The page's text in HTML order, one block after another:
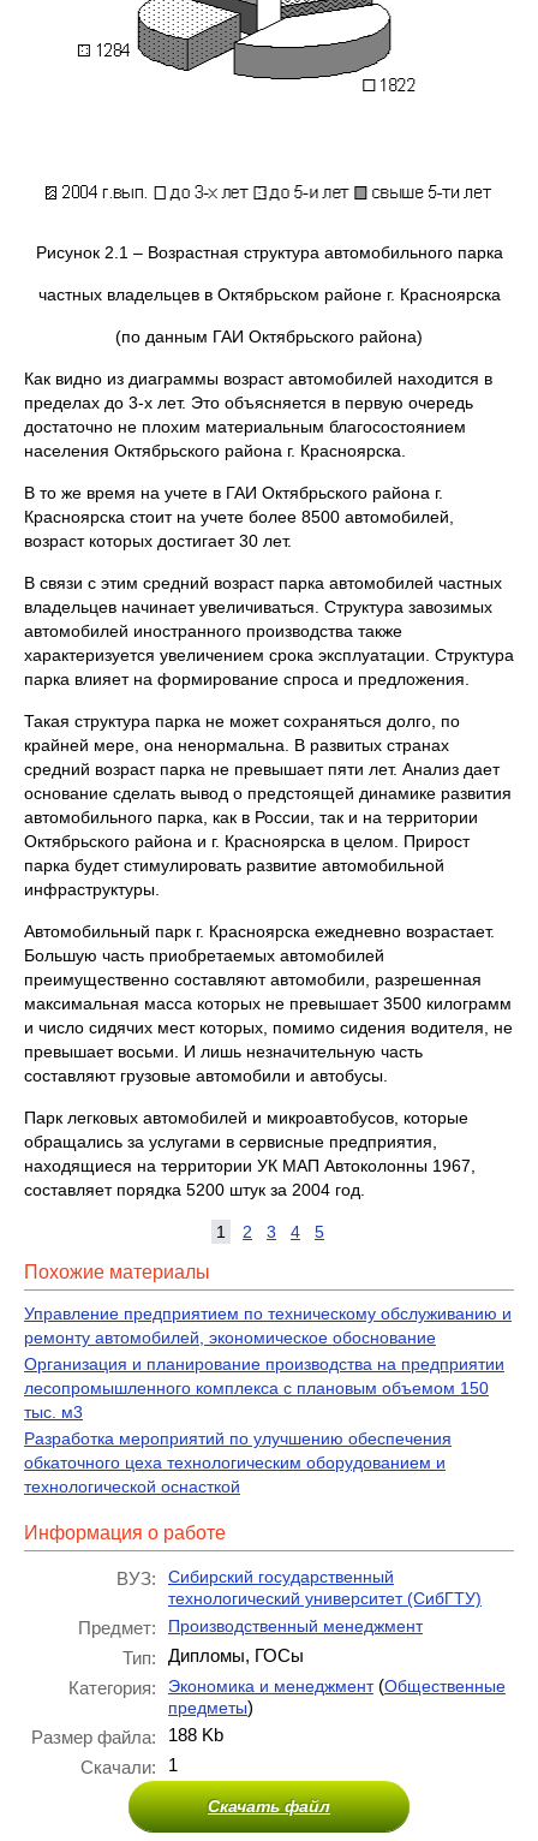
Рисунок 2.1 – Возрастная структура автомобильного парка
частных владельцев в Октябрьском районе г. Красноярска
(по данным ГАИ Октябрьского района)
Как видно из диаграммы возраст автомобилей находится в
пределах до 3-х лет. Это объясняется в первую очередь
достаточно не плохим материальным благосостоянием
населения Октябрьского района г. Красноярска.
В то же время на учете в ГАИ Октябрьского района г.
Красноярска стоит на учете более 8500 автомобилей,
возраст которых достигает 30 лет.
В связи с этим средний возраст парка автомобилей частных
владельцев начинает увеличиваться. Структура завозимых
автомобилей иностранного производства также
характеризуется увеличением срока эксплуатации. Структура
парка влияет на формирование спроса и предложения.
Такая структура парка не может сохраняться долго, по
крайней мере, она ненормальна. В развитых странах
средний возраст парка не превышает пяти лет. Анализ дает
основание сделать вывод о предстоящей динамике развития
автомобильного парка, как в России, так и на территории
Октябрьского района и г. Красноярска в целом. Прирост
парка будет стимулировать развитие автомобильной
инфраструктуры.
Автомобильный парк г. Красноярска ежедневно возрастает.
Большую часть приобретаемых автомобилей
преимущественно составляют автомобили, разрешенная
максимальная масса которых не превышает 3500 килограмм
и число сидячих мест которых, помимо сидения водителя, не
превышает восьми. И лишь незначительную часть
составляют грузовые автомобили и автобусы.
Парк легковых автомобилей и микроавтобусов, которые
обращались за услугами в сервисные предприятия,
находящиеся на территории УК МАП Автоколонны 1967,
составляет порядка 5200 штук за 2004 год.
1 2 3 4 5
Похожие материалы
Управление предприятием по техническому обслуживанию и
ремонту автомобилей, экономическое обоснование
Организация и планирование производства на предприятии
лесопромышленного комплекса с плановым объемом 150
тыс. м3
Разработка мероприятий по улучшению обеспечения
обкаточного цеха технологическим оборудованием и
технологической оснасткой
Информация о работе
ВУЗ:
Сибирский государственный
технологический университет (СибГТУ)
Предмет: Производственный менеджмент
Тип:
Дипломы, ГОСы
Категория:
Экономика и менеджмент(Общественные
предметы)
Размер файла:
188 Kb
Скачали:
1
Скачать файл